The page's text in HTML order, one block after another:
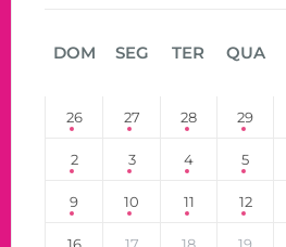
DOM SEG TER QUA
26 27 28 29
2 3 4 5
9 10 11 12